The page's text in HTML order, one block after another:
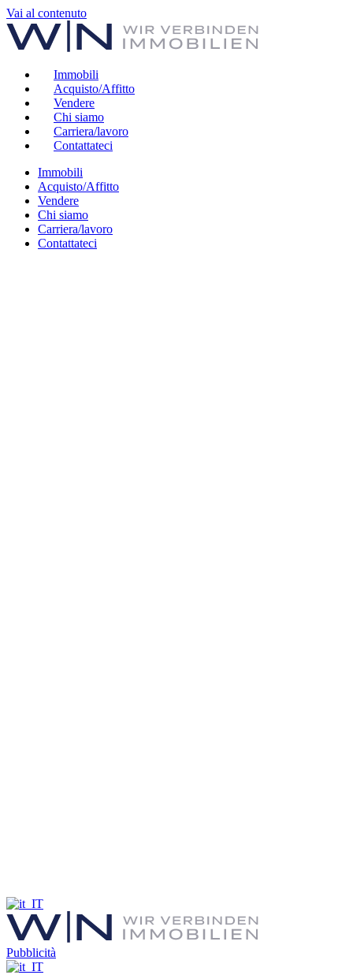
Vai al contenuto
Immobili
Acquisto/Affitto
Vendere
Chi siamo
Carriera/lavoro
Contattateci
Immobili
Acquisto/Affitto
Vendere
Chi siamo
Carriera/lavoro
Contattateci
Pubblicità